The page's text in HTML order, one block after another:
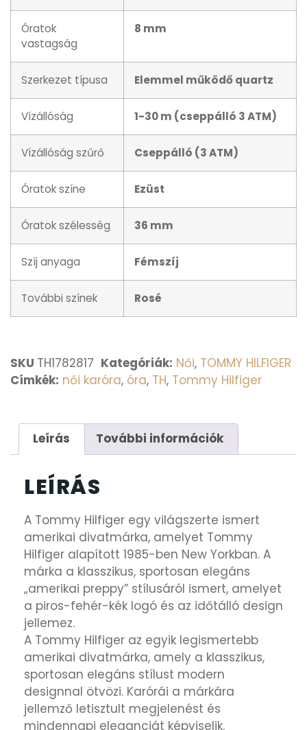
Óratok
vastagság
8 mm
Szerkezet típusa Elemmel működő quartz
Vízállóság 1-30 m (cseppálló 3 ATM)
Vízállóság szűrő Cseppálló (3 ATM)
Óratok színe Ezüst
Óratok szélesség 36 mm
Szíj anyaga Fémszíj
További színek Rosé
SKU TH1782817 Kategóriák: Női, TOMMY HILFIGER
Címkék: női karóra, óra, TH, Tommy Hilfiger
Leírás További információk
LEÍRÁS
A Tommy Hilfiger egy világszerte ismert
amerikai divatmárka, amelyet Tommy
Hilfiger alapított 1985-ben New Yorkban. A
márka a klasszikus, sportosan elegáns
„amerikai preppy” stílusáról ismert, amelyet
a piros-fehér-kék logó és az időtálló design
jellemez.
A Tommy Hilfiger az egyik legismertebb
amerikai divatmárka, amely a klasszikus,
sportosan elegáns stílust modern
designnal ötvözi. Karórái a márkára
jellemző letisztult megjelenést és
mindennapi eleganciát képviselik.